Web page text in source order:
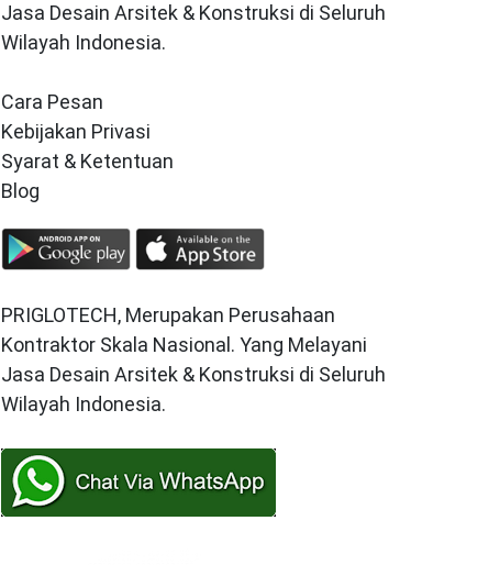
Jasa Desain Arsitek & Konstruksi di Seluruh
Wilayah Indonesia.
Cara Pesan
Kebijakan Privasi
Syarat & Ketentuan
Blog
PRIGLOTECH, Merupakan Perusahaan
Kontraktor Skala Nasional. Yang Melayani
Jasa Desain Arsitek & Konstruksi di Seluruh
Wilayah Indonesia.